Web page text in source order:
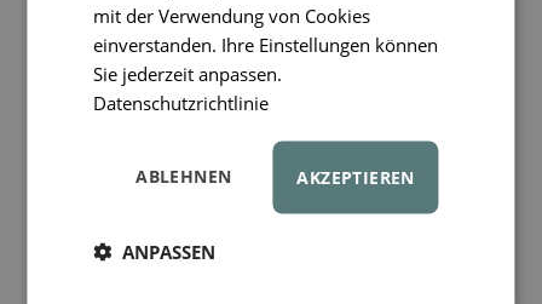
mit der Verwendung von Cookies
einverstanden. Ihre Einstellungen können
Sie jederzeit anpassen.
Datenschutzrichtlinie
AKZEPTIEREN
ABLEHNEN
ANPASSEN